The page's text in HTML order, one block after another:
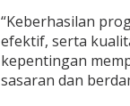
“Keberhasilan
efektif, serta
kepentingan
sasaran dan